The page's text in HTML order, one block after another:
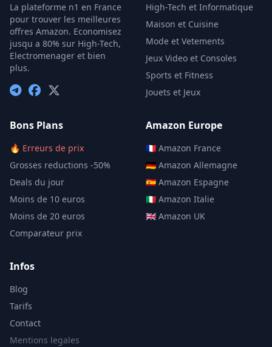
La plateforme n1 en France
pour trouver les meilleures
offres Amazon. Economisez
jusqu a 80% sur High-Tech,
Electromenager et bien
plus.
High-Tech et Informatique
Maison et Cuisine
Mode et Vetements
Jeux Video et Consoles
Sports et Fitness
Jouets et Jeux
Bons Plans
🔥 Erreurs de prix
Grosses reductions -50%
Deals du jour
Moins de 10 euros
Moins de 20 euros
Comparateur prix
Amazon Europe
🇫🇷 Amazon France
🇩🇪 Amazon Allemagne
🇪🇸 Amazon Espagne
🇮🇹 Amazon Italie
🇬🇧 Amazon UK
Infos
Blog
Tarifs
Contact
Mentions legales